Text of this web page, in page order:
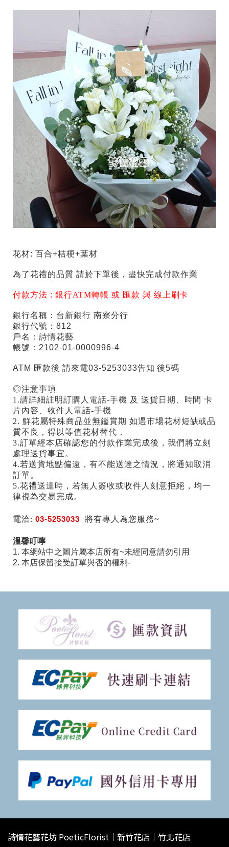
花材:百合+桔梗+葉材
為了花禮的品質 請於下單後，盡快完成付款作業
付款方法 :銀行ATM轉帳 或 匯款 與 線上刷卡
銀行名稱：台新銀行 南寮分行
銀行代號：812
戶名：詩情花藝
帳號：2102-01-0000996-4
ATM 匯款後 請來電03-5253033告知 後5碼
◎注意事項
1.請詳細註明訂購人電話-手機 及 送貨日期、時間 卡
片內容、收件人電話-手機
2. 鮮花屬特殊商品並無鑑賞期 如遇市場花材短缺或品
質不良，得以等值花材替代．
3.訂單經本店確認您的付款作業完成後，我們將立刻
處理送貨事宜。
4.若送貨地點偏遠，有不能送達之情況，將通知取消
訂單。
5.花禮送達時，若無人簽收或收件人刻意拒絕，均一
律視為交易完成。
電洽:03-5253033 將有專人為您服務~
溫馨叮嚀
1. 本網站中之圖片屬本店所有~未經同意請勿引用
2. 本店保留接受訂單與否的權利-
詩情花藝花坊 PoeticFlorist｜新竹花店｜竹北花店